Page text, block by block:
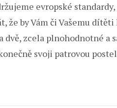
evropské
že by Vám či Vašemu
zcela plnohodnotné a
svoji patrovou